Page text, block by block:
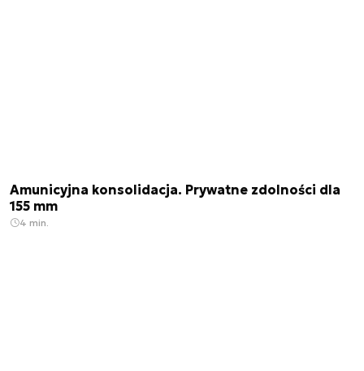
Amunicyjna konsolidacja. Prywatne zdolności dla
155 mm
4 min.